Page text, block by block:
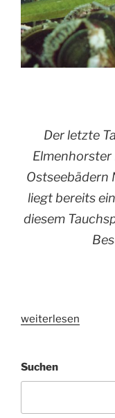
Der letzte
Elmenhorster
Ostseebädern
liegt bereits
diesem
„Grasnadeln
Bach“
weiterlesen
Suchen